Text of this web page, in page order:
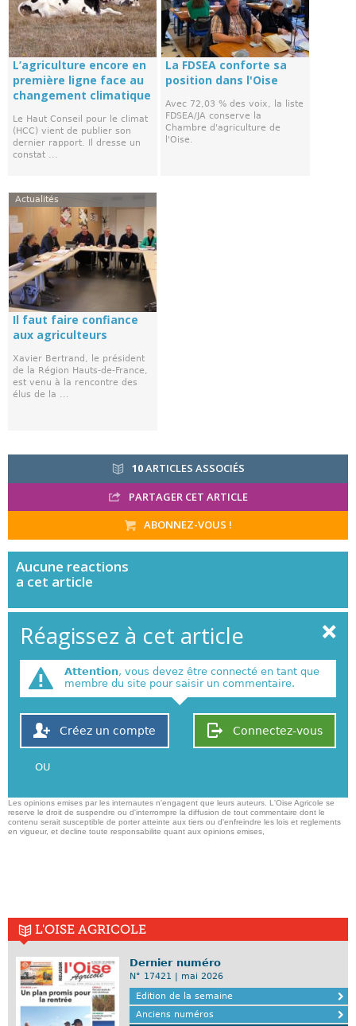
L’agriculture encore en
première ligne face au
changement climatique
Le Haut Conseil pour le climat
(HCC) vient de publier son
dernier rapport. Il dresse un
constat ...
La FDSEA conforte sa
position dans l'Oise
Avec 72,03 % des voix, la liste
FDSEA/JA conserve la
Chambre d'agriculture de
l'Oise.
Actualités
Il faut faire confiance
aux agriculteurs
Xavier Bertrand, le président
de la Région Hauts-de-France,
est venu à la rencontre des
élus de la ...
10ARTICLES ASSOCIÉS
PARTAGER CET ARTICLE
ABONNEZ-VOUS !
Aucune reactions
a cet article
Réagissez à cet article
Attention, vous devez être connecté en tant que
membre du site pour saisir un commentaire.
Connectez-vous
Créez un compte
OU
Les opinions emises par les internautes n'engagent que leurs auteurs. L'Oise Agricole se
reserve le droit de suspendre ou d'interrompre la diffusion de tout commentaire dont le
contenu serait susceptible de porter atteinte aux tiers ou d'enfreindre les lois et reglements
en vigueur, et decline toute responsabilite quant aux opinions emises,
L'OISE AGRICOLE
Dernier numéro
N° 17421 | mai 2026
Edition de la semaine
Anciens numéros